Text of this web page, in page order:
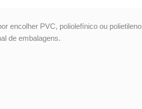
encolher PVC, poliolefínico ou polietileno
de embalagens.